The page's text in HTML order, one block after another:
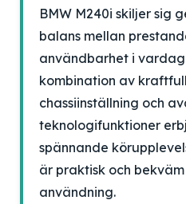
BMW M240i skiljer sig
balans mellan
användbarhet i
kombination av
chassiinställning och
teknologifunktioner
spännande
är praktisk och
användning.